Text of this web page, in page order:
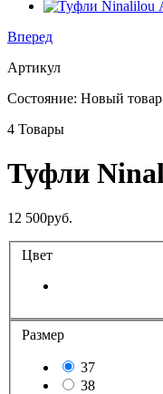
Вперед
Артикул
Состояние: Новый товар
4 Товары
Туфли
12 500руб.
Цвет
Размер
37
38